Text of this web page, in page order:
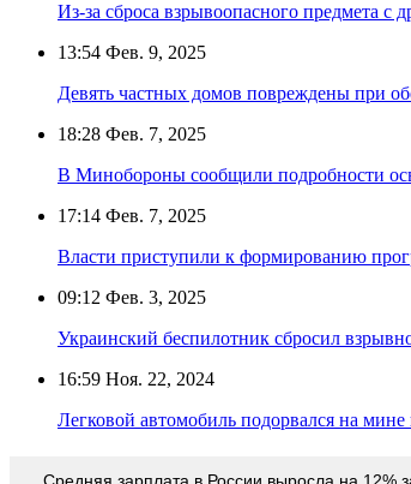
Из-за сброса взрывоопасного предмета с
13:54 Фев. 9, 2025
Девять частных домов повреждены при
18:28 Фев. 7, 2025
В Минобороны сообщили подробности
17:14 Фев. 7, 2025
Власти приступили к формированию
09:12 Фев. 3, 2025
Украинский беспилотник сбросил
16:59 Ноя. 22, 2024
Легковой автомобиль подорвался на мине